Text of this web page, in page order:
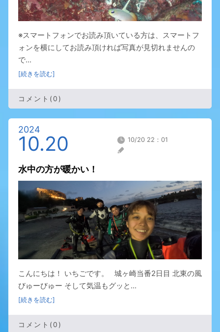
※スマートフォンでお読み頂いている方は、スマートフ
ォンを横にしてお読み頂ければ写真が見切れませんの
で...
[続きを読む]
コメント(0)
2024
10.20 10/20 22：01
水中の方が暖かい！
こんにちは！ いちごです。 城ヶ崎当番2日目 北東の風
びゅーびゅー そして気温もグッと...
[続きを読む]
コメント(0)